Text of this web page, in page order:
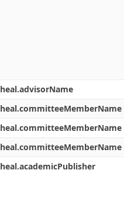
heal.advisorName
heal.committeeMemberName
heal.committeeMemberName
heal.committeeMemberName
heal.academicPublisher